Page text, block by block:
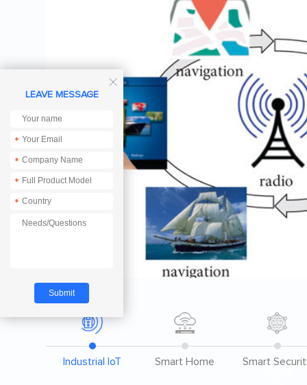
Industrial IoT Smart Home Smart

LEAVE MESSAGE
*
*
*
*